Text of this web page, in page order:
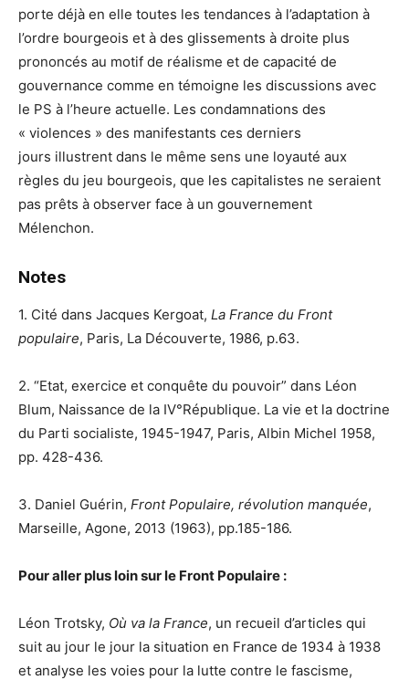
porte déjà en elle toutes les tendances à l’adaptation à
l’ordre bourgeois et à des glissements à droite plus
prononcés au motif de réalisme et de capacité de
gouvernance comme en témoigne les discussions avec
le PS à l’heure actuelle. Les condamnations des
« violences » des manifestants ces derniers
jours illustrent dans le même sens une loyauté aux
règles du jeu bourgeois, que les capitalistes ne seraient
pas prêts à observer face à un gouvernement
Mélenchon.
Notes
1. Cité dans Jacques Kergoat, La France du Front
populaire, Paris, La Découverte, 1986, p.63.
2. “Etat, exercice et conquête du pouvoir” dans Léon
Blum, Naissance de la IV°République. La vie et la doctrine
du Parti socialiste, 1945-1947, Paris, Albin Michel 1958,
pp. 428-436.
3. Daniel Guérin, Front Populaire, révolution manquée,
Marseille, Agone, 2013 (1963), pp.185-186.
Pour aller plus loin sur le Front Populaire :
Léon Trotsky, Où va la France, un recueil d’articles qui
suit au jour le jour la situation en France de 1934 à 1938
et analyse les voies pour la lutte contre le fascisme,